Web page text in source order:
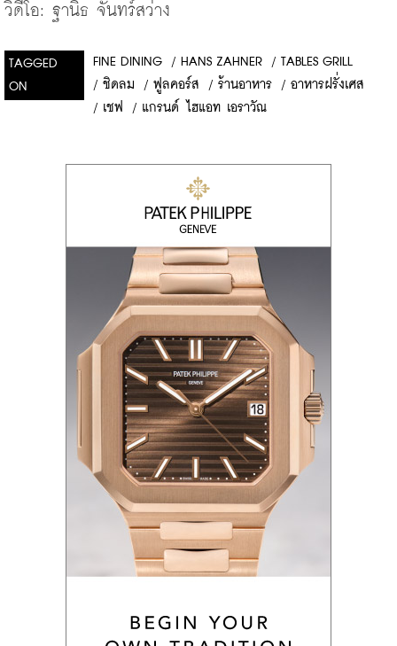
วิดีโอ: ฐานิธ จันทร์สว่าง
TAGGED
ON
FINE DINING / HANS ZAHNER /
TABLES GRILL
/ ชิดลม / ฟูลคอร์ส / ร้านอาหาร / อาหารฝรั่งเศส
/ เชฟ / แกรนด์ ไฮแอท เอราวัณ